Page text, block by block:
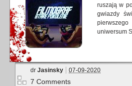
ruszają w
gwiazdy
uniwersum
dr Jasinsky 07-09-2020
7 Comments